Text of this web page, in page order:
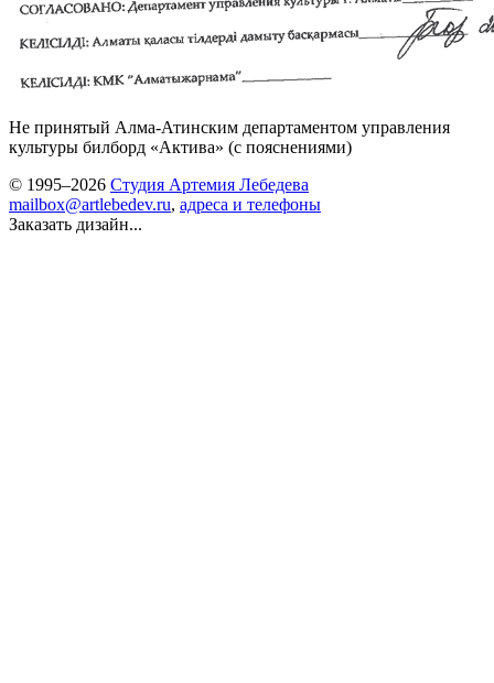
Не принятый Алма-Атинским департаментом управления
культуры билборд «Актива» (с пояснениями)
© 1995–2026 Студия Артемия Лебедева
mailbox@artlebedev.ru, адреса и телефоны
Заказать дизайн...